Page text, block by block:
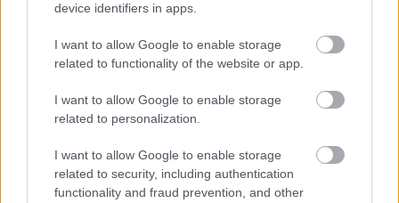
device identifiers in apps.
I want to allow Google to enable storage
related to functionality of the website or app.
I want to allow Google to enable storage
related to personalization.
I want to allow Google to enable storage
related to security, including authentication
functionality and fraud prevention, and other